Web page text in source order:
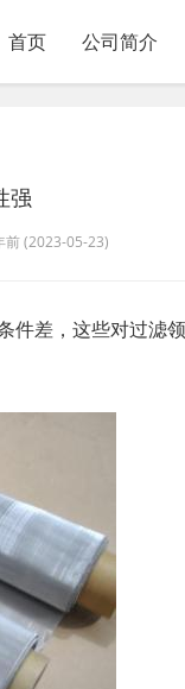
首页 公司简介
强
前 (2023-05-23)
件差，这些对过滤